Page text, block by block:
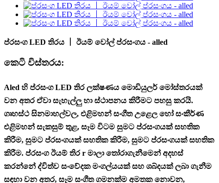
ප්රසංග LED තිරය 丨 ඊයම් වෝල් ප්රසංගය - alled
කෙටි විස්තරය:
Aled හි ප්රසංග LED තිර ලක්ෂණය මොඩියුලර් මෝස්තරයක්
වන අතර ඒවා සැහැල්ලු හා ස්ථාපනය කිරීමට පහසු කරයි.
ගෘහස්ථ සිනමාහල්වල, එළිමහන් සංගීත උළෙල හෝ සංකීර්ණ
එළිමහන් සැකසුම් තුළ, සෑම විටම සුමට ප්රසංගයක් සහතික
කිරීම, සුමට ප්රසංගයක් සහතික කිරීම, සුමට ප්රසංගයක් සහතික
කිරීම. ප්රසංග ඊයම් තිර r මාලා තෝරාගැනීමෙන් අදහස්
කරන්නේ ද්විත්ව සංවේදක මංගල්යයක් සහ ශබ්දයක් ලබා ගැනීම
සඳහා වන අතර, සෑම සංගීත ගමනක්ම අමතක නොවන,